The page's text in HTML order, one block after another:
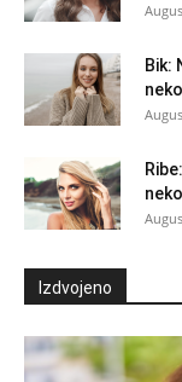
Bik:
Izdvojeno